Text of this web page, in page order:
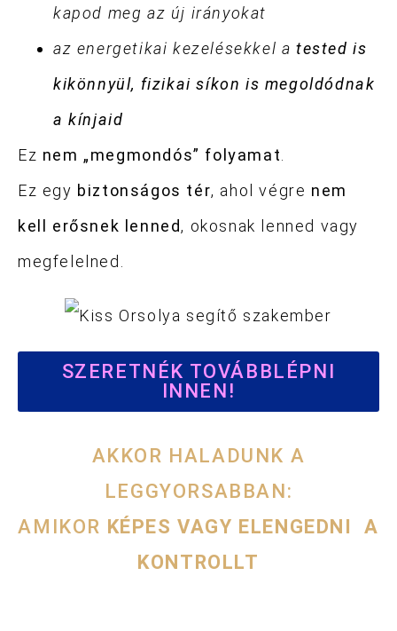
kapod meg az új irányokat
az energetikai kezelésekkel a tested is
kikönnyül, fizikai síkon is megoldódnak
a kínjaid
Ez nem „megmondós” folyamat
Ez egy biztonságos tér, ahol végre nem
kell erősnek lenned, okosnak lenned vagy
megfelelned.
SZERETNÉK TOVÁBBLÉPNI
INNEN!
AKKOR HALADUNK A
LEGGYORSABBAN:
AMIKOR KÉPES VAGY ELENGEDNI A
KONTROLLT